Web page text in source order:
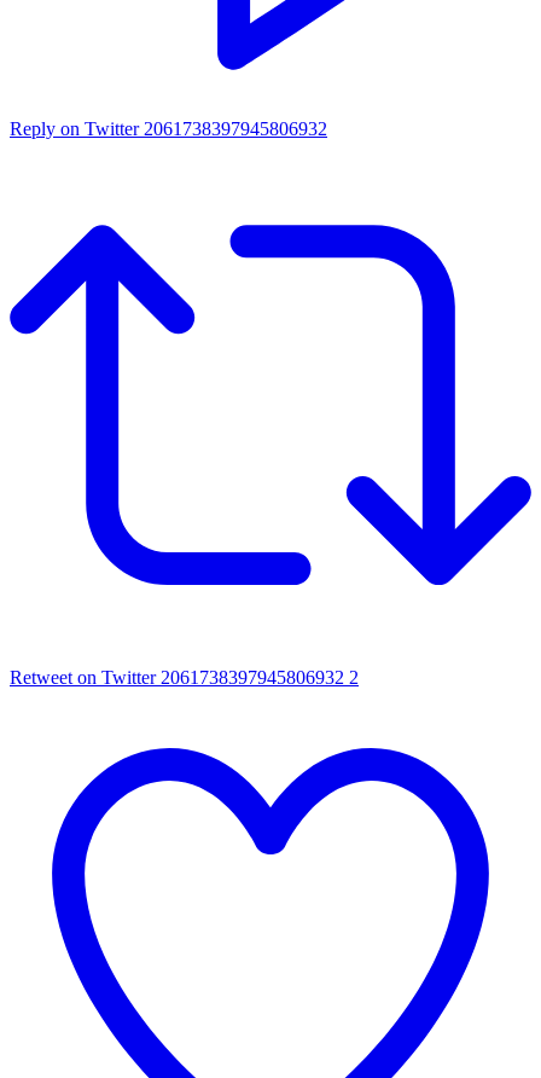
Reply on Twitter 2061738397945806932
Retweet on Twitter 2061738397945806932 2